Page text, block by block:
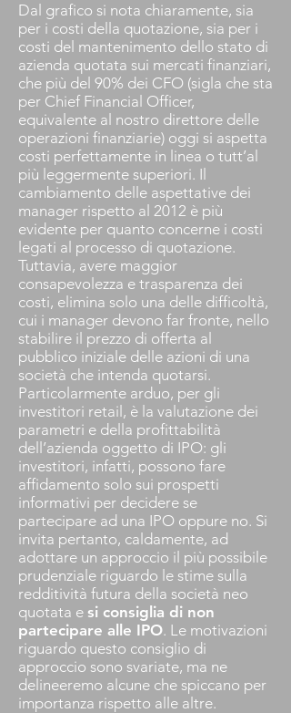
Dal grafico si nota chiaramente, sia
per i costi della quotazione, sia per i
costi del mantenimento dello stato di
azienda quotata sui mercati finanziari,
che più del 90% dei CFO (sigla che sta
per Chief Financial Officer,
equivalente al nostro direttore delle
operazioni finanziarie) oggi si aspetta
costi perfettamente in linea o tutt’al
più leggermente superiori. Il
cambiamento delle aspettative dei
manager rispetto al 2012 è più
evidente per quanto concerne i costi
legati al processo di quotazione.
Tuttavia, avere maggior
consapevolezza e trasparenza dei
costi, elimina solo una delle difficoltà,
cui i manager devono far fronte, nello
stabilire il prezzo di offerta al
pubblico iniziale delle azioni di una
società che intenda quotarsi.
Particolarmente arduo, per gli
investitori retail, è la valutazione dei
parametri e della profittabilità
dell’azienda oggetto di IPO: gli
investitori, infatti, possono fare
affidamento solo sui prospetti
informativi per decidere se
partecipare ad una IPO oppure no. Si
invita pertanto, caldamente, ad
adottare un approccio il più possibile
prudenziale riguardo le stime sulla
redditività futura della società neo
quotata e si consiglia di non
partecipare alle IPO. Le motivazioni
riguardo questo consiglio di
approccio sono svariate, ma ne
delineeremo alcune che spiccano per
importanza rispetto alle altre.